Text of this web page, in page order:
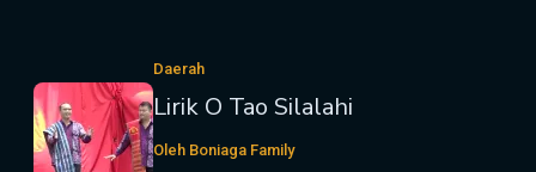
Daerah
Lirik O Tao Silalahi
Oleh Boniaga Family